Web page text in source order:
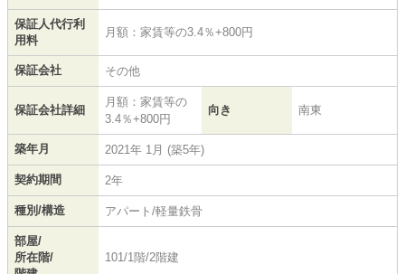
保証人代行利
用料
月額：家賃等の3.4％+800円
保証会社 その他
保証会社詳細
月額：家賃等の
3.4％+800円
向き 南東
築年月 2021年 1月 (築5年)
契約期間 2年
種別/構造 アパート/軽量鉄骨
部屋/
所在階/
101/1階/2階建